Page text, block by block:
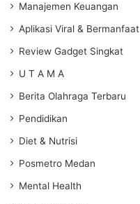
Manajemen Keuangan
Aplikasi Viral & Bermanfaat
Review Gadget Singkat
U T A M A
Berita Olahraga Terbaru
Pendidikan
Diet & Nutrisi
Posmetro Medan
Mental Health